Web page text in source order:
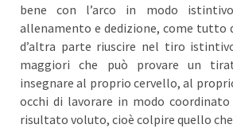
bene con l’arco in modo
allenamento e dedizione, come tutto
d’altra parte riuscire nel tiro
maggiori che può provare un
insegnare al proprio cervello, al
occhi di lavorare in modo
risultato voluto, cioè colpire quello